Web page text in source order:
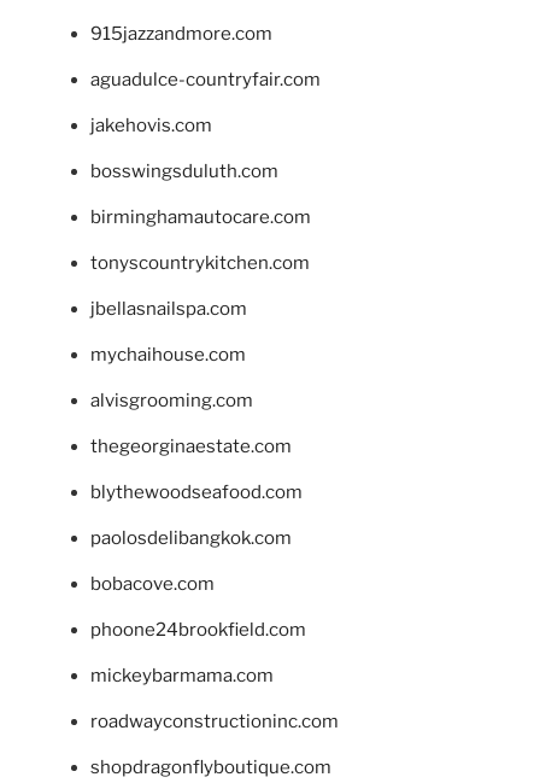
915jazzandmore.com
aguadulce-countryfair.com
jakehovis.com
bosswingsduluth.com
birminghamautocare.com
tonyscountrykitchen.com
jbellasnailspa.com
mychaihouse.com
alvisgrooming.com
thegeorginaestate.com
blythewoodseafood.com
paolosdelibangkok.com
bobacove.com
phoone24brookfield.com
mickeybarmama.com
roadwayconstructioninc.com
shopdragonflyboutique.com